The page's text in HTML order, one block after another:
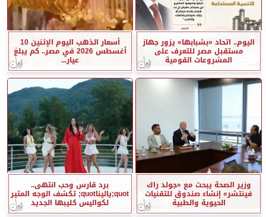
اليوم.. اتحاد «بشبابها» يزور جهاز
مستقبل مصر للتعرف على
المشروعات القومية
أسعار الذهب اليوم الإثنين 10
أغسطس 2026 في مصر.. كم يبلغ
عيار...
وزير الصحة يبحث مع «جولد راك
فينتشر» إنشاء صندوق للتقنيات
الحيوية والطبية
برد قارس وحب انتهى..
quot;ياليناquot; تكشف الوجه المثير
لكواليس كليبها الجديد